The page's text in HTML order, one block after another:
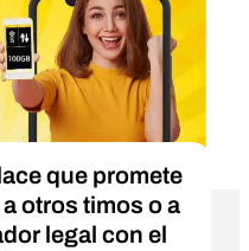
que promete
otros timos o a
legal con el